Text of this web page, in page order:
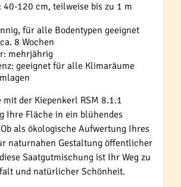
40-120 cm, teilweise bis zu 1 m
für alle Bodentypen geeignet
8 Wochen
mehrjährig
geeignet für alle Klimaräume
mit der Kiepenkerl RSM 8.1.1
Ihre Fläche in ein blühendes
als ökologische Aufwertung Ihres
naturnahen Gestaltung öffentlicher
Saatgutmischung ist Ihr Weg zu
und natürlicher Schönheit.